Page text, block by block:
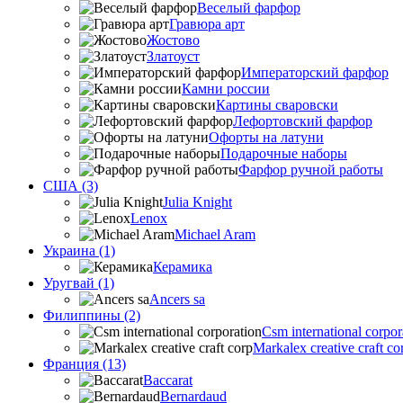
Веселый фарфор
Гравюра арт
Жостово
Златоуст
Императорский фарфор
Камни россии
Картины сваровски
Лефортовский фарфор
Офорты на латуни
Подарочные наборы
Фарфор ручной работы
США (3)
Julia Knight
Lenox
Michael Aram
Украина (1)
Керамика
Уругвай (1)
Ancers sa
Филиппины (2)
Csm international
Markalex creative craft
Франция (13)
Baccarat
Bernardaud